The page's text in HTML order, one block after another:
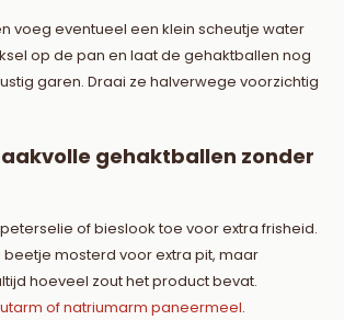
voeg eventueel een klein scheutje water
op de pan en laat de gehaktballen nog
garen. Draai ze halverwege voorzichtig
gehaktballen zonder
of bieslook toe voor extra frisheid.
beetje mosterd voor extra pit, maar
hoeveel zout het product bevat.
of natriumarm paneermeel.